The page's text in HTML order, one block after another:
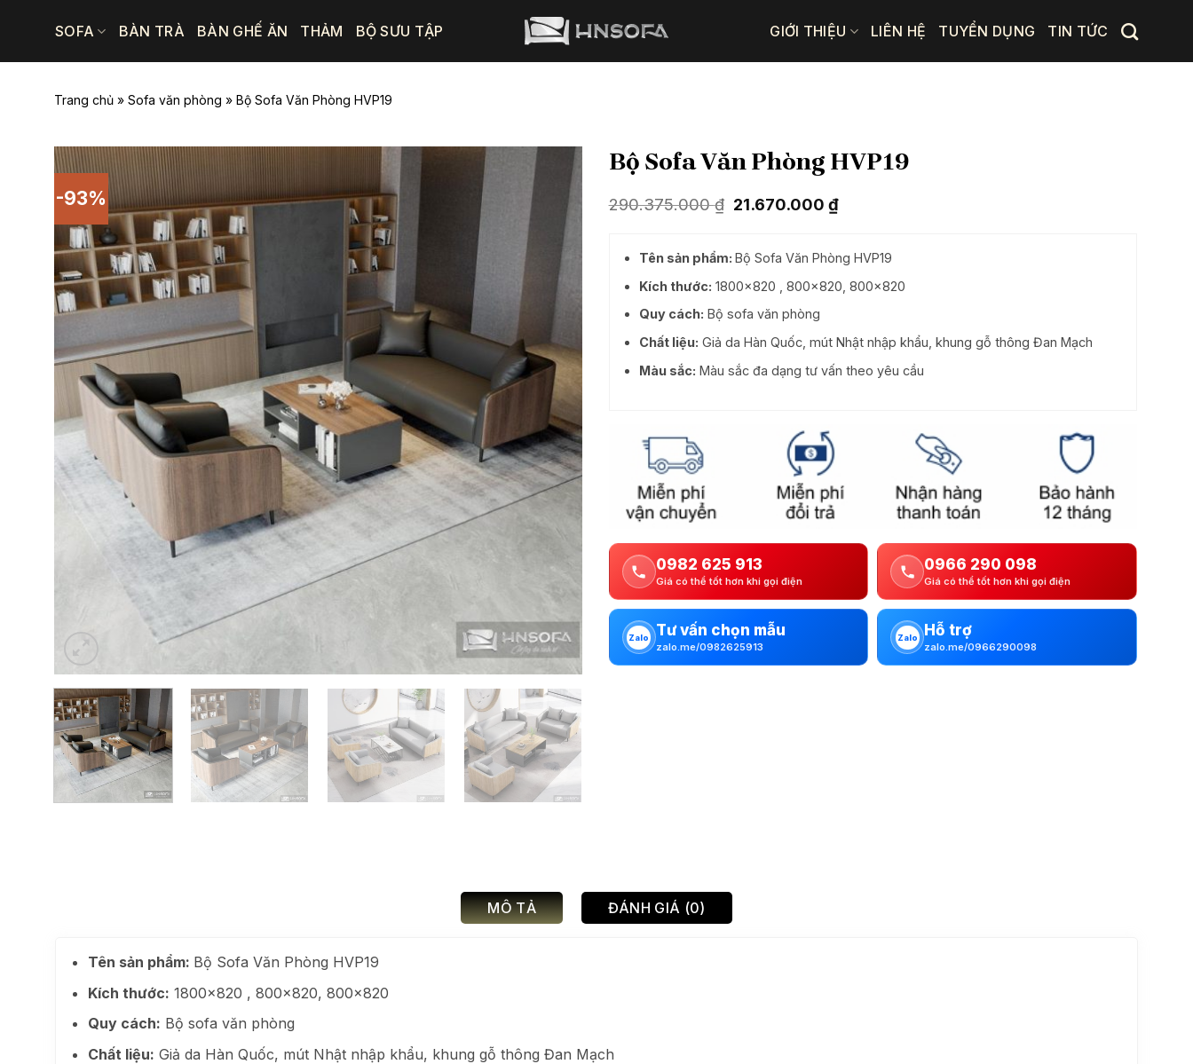
SOFA BÀN TRÀ BÀN GHẾ ĂN THẢM BỘ SƯU TẬP GIỚI THIỆU LIÊN HỆ TUYỂN DỤNG TIN TỨC
Trang chủ» Sofa văn phòng » Bộ Sofa Văn Phòng HVP19
-93%
Bộ Sofa Văn Phòng HVP19
290.375.000₫ Giá
290.375.000 ₫.
21.670.000₫Giá
là:
21.670.000 ₫.
Tên sản phẩm:Bộ Sofa Văn Phòng HVP19
Kích thước: 1800×820 , 800×820, 800×820
Quy cách: Bộ sofa văn phòng
Chất liệu: Giả da Hàn Quốc, mút Nhật nhập khẩu, khung gỗ thông Đan Mạch
Màu sắc: Màu sắc đa dạng tư vấn theo yêu cầu
0982 625 913
Giá có thể tốt hơn khi gọi điện
0966 290 098
Giá có thể tốt hơn khi gọi điện
Zalo Tư vấn chọn mẫu
zalo.me/0982625913
Zalo Hỗ trợ
zalo.me/0966290098
MÔ TẢ ĐÁNH GIÁ (0)
Tên sản phẩm: Bộ Sofa Văn Phòng HVP19
Kích thước: 1800×820 , 800×820, 800×820
Quy cách: Bộ sofa văn phòng
Chất liệu: Giả da Hàn Quốc, mút Nhật nhập khẩu, khung gỗ thông Đan Mạch